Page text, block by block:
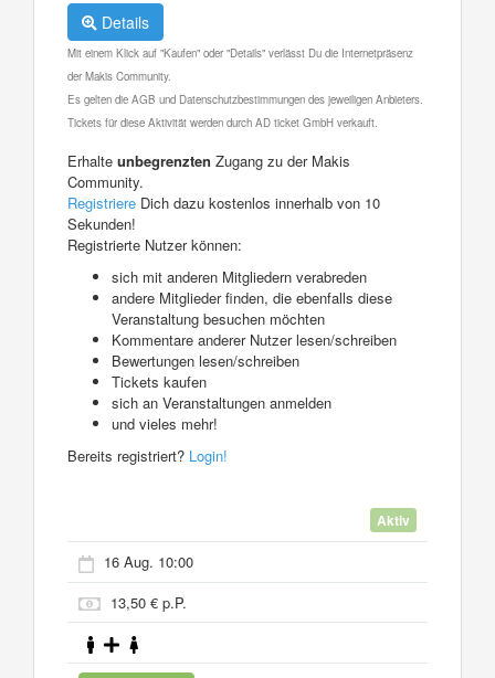
Details
Mit einem Klick auf "Kaufen" oder "Details" verlässt Du die Internetpräsenz
der Makis Community.
Es gelten die AGB und Datenschutzbestimmungen des jeweiligen Anbieters.
Tickets für diese Aktivität werden durch AD ticket GmbH verkauft.
Erhalte unbegrenzten Zugang zu der Makis
Community.
Registriere Dich dazu kostenlos innerhalb von 10
Sekunden!
Registrierte Nutzer können:
sich mit anderen Mitgliedern verabreden
andere Mitglieder finden, die ebenfalls diese
Veranstaltung besuchen möchten
Kommentare anderer Nutzer lesen/schreiben
Bewertungen lesen/schreiben
Tickets kaufen
sich an Veranstaltungen anmelden
und vieles mehr!
Bereits registriert? Login!
Aktiv
16 Aug. 10:00
13,50 € p.P.